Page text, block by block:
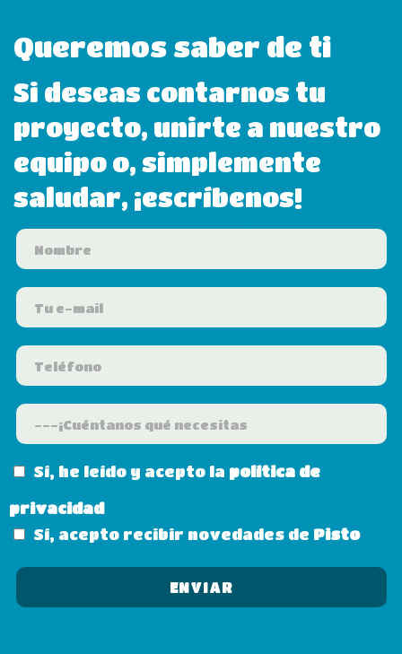
Queremos saber de ti
Si deseas contarnos tu
proyecto, unirte a nuestro
equipo o, simplemente
saludar, ¡escríbenos!
Sí, he leído y acepto la política de
privacidad
Sí, acepto recibir novedades de Pisto